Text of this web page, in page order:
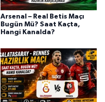
Arsenal – Real Betis Maçı
Bugün Mü? Saat Kaçta,
Hangi Kanalda?